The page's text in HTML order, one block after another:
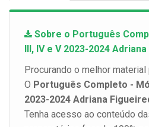
Sobre o Português
III, IV e V 2023-2024
Procurando o melhor material
O Português Completo -
2023-2024 Adriana
Tenha acesso ao conteúdo